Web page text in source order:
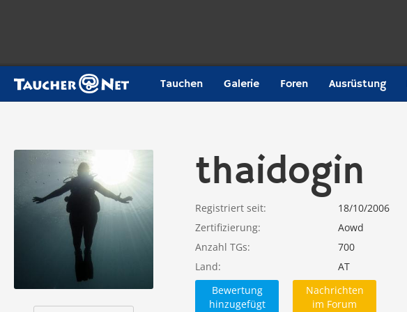
Tauchen Galerie Foren Ausrüstung
thaidogin
Registriert seit
18/10/2006
Zertifizierung
Aowd
Anzahl TGs
700
Land
AT
Bewertung
hinzugefügt
Nachrichten
im Forum